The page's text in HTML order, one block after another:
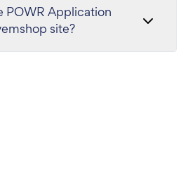
POWR Application
site?